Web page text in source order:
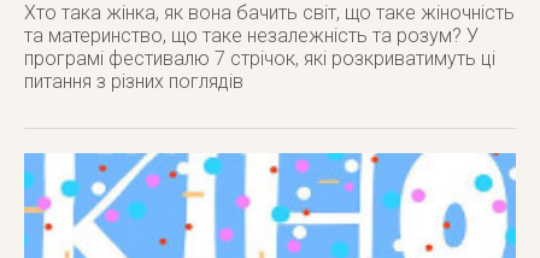
Хто така жінка, як вона бачить світ, що таке жіночність
та материнство, що таке незалежність та розум? У
програмі фестивалю 7 стрічок, які розкриватимуть ці
питання з різних поглядів